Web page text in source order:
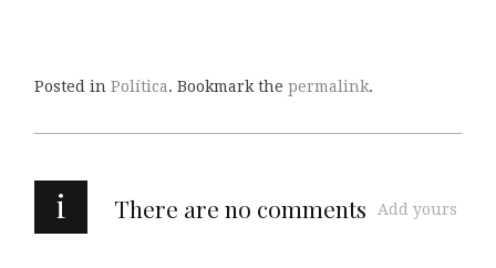
Posted in Política. Bookmark the permalink.
i There are no comments Add yours